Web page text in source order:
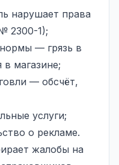
нарушает права
2300-1);
— грязь в
магазине;
— обсчёт,
услуги;
о рекламе.
жалобы на